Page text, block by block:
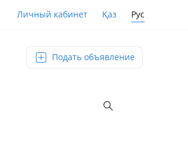
Личный кабинет Қаз Рус
Подать объявление